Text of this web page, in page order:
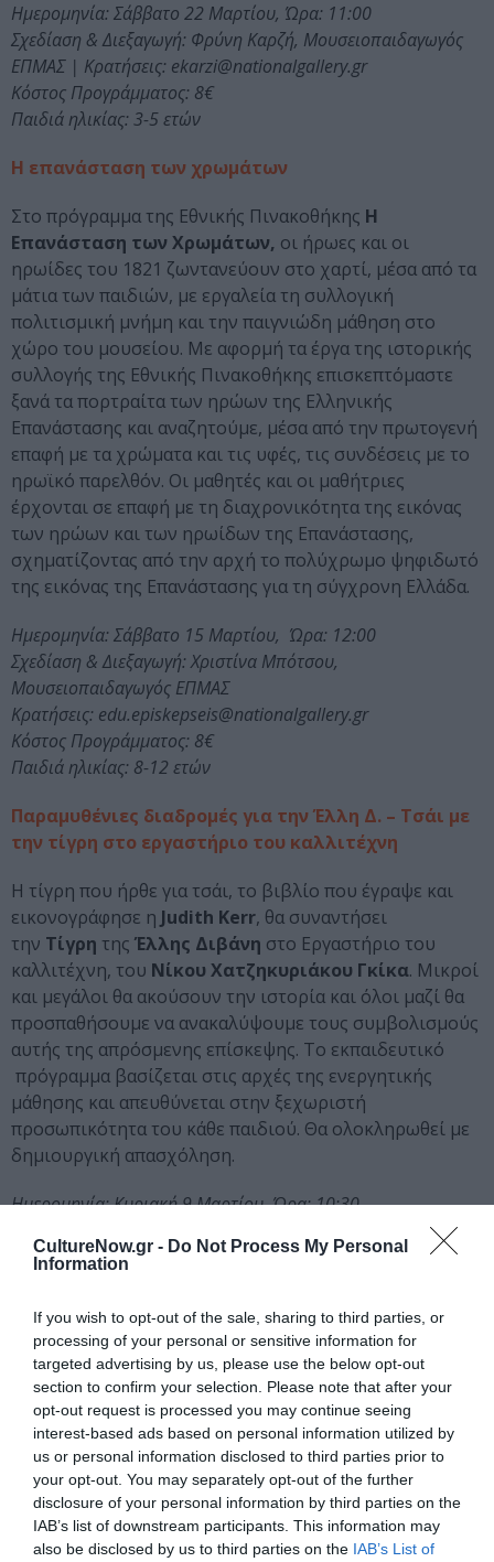
CultureNow.gr - Do Not Process My Personal
Information
If you wish to opt-out of the sale, sharing to third parties, or
processing of your personal or sensitive information for
targeted advertising by us, please use the below opt-out
section to confirm your selection. Please note that after your
opt-out request is processed you may continue seeing
interest-based ads based on personal information utilized by
us or personal information disclosed to third parties prior to
your opt-out. You may separately opt-out of the further
disclosure of your personal information by third parties on the
IAB’s list of downstream participants. This information may
also be disclosed by us to third parties on the IAB’s List of
Ημερομηνία: Σάββατο 22 Μαρτίου, Ώρα: 11:00
Σχεδίαση & Διεξαγωγή: Φρύνη Καρζή, Μουσειοπαιδαγωγός
ΕΠΜΑΣ | Κρατήσεις: ekarzi@nationalgallery.gr
Κόστος Προγράμματος: 8€
Παιδιά ηλικίας: 3-5 ετών
Η επανάσταση των χρωμάτων
Στο πρόγραμμα της Εθνικής Πινακοθήκης Η
Επανάσταση των Χρωμάτων, οι ήρωες και οι
ηρωίδες του 1821 ζωντανεύουν στο χαρτί, μέσα από τα
μάτια των παιδιών, με εργαλεία τη συλλογική
πολιτισμική μνήμη και την παιγνιώδη μάθηση στο
χώρο του μουσείου. Με αφορμή τα έργα της ιστορικής
συλλογής της Εθνικής Πινακοθήκης επισκεπτόμαστε
ξανά τα πορτραίτα των ηρώων της Ελληνικής
Επανάστασης και αναζητούμε, μέσα από την πρωτογενή
επαφή με τα χρώματα και τις υφές, τις συνδέσεις με το
ηρωϊκό παρελθόν. Οι μαθητές και οι μαθήτριες
έρχονται σε επαφή με τη διαχρονικότητα της εικόνας
των ηρώων και των ηρωίδων της Επανάστασης,
σχηματίζοντας από την αρχή το πολύχρωμο ψηφιδωτό
της εικόνας της Επανάστασης για τη σύγχρονη Ελλάδα.
Ημερομηνία: Σάββατο 15 Μαρτίου, Ώρα: 12:00
Σχεδίαση & Διεξαγωγή: Χριστίνα Μπότσου,
Μουσειοπαιδαγωγός ΕΠΜΑΣ
Κρατήσεις: edu.episkepseis@nationalgallery.gr
Κόστος Προγράμματος: 8€
Παιδιά ηλικίας: 8-12 ετών
Παραμυθένιες διαδρομές για την Έλλη Δ. – Τσάι με
την τίγρη στο εργαστήριο του καλλιτέχνη
H τίγρη που ήρθε για τσάι, το βιβλίο που έγραψε και
εικονογράφησε η Judith Kerr, θα συναντήσει
την Τίγρη της Έλλης Διβάνη στο Εργαστήριο του
καλλιτέχνη, του Νίκου Χατζηκυριάκου Γκίκα. Μικροί
και μεγάλοι θα ακούσουν την ιστορία και όλοι μαζί θα
προσπαθήσουμε να ανακαλύψουμε τους συμβολισμούς
αυτής της απρόσμενης επίσκεψης. Το εκπαιδευτικό
πρόγραμμα βασίζεται στις αρχές της ενεργητικής
μάθησης και απευθύνεται στην ξεχωριστή
προσωπικότητα του κάθε παιδιού. Θα ολοκληρωθεί με
δημιουργική απασχόληση.
Ημερομηνία: Κυριακή 9 Μαρτίου, Ώρα: 10:30
Σχεδίαση & Διεξαγωγή: Φρύνη Καρζή, Μουσειοπαιδαγωγός
ΕΠΜΑΣ | Κρατήσεις: ekarzi@nationalgallery.gr
Παιδιά ηλικίας: 4-8 ετών
Ξεναγήσεις για το κοινό – Κεντρικό Κτήριο
Η ιστορική και κοινωνική ζωγραφική σε έργα του
19ου αιώνα
Σε συνέχεια του κύκλου των θεματικών ξεναγήσεων θα
δούμε και θα αντιπαραβάλουμε έργα Ελλήνων και
ξένων καλλιτεχνών, που μέσα από τα έργα τους